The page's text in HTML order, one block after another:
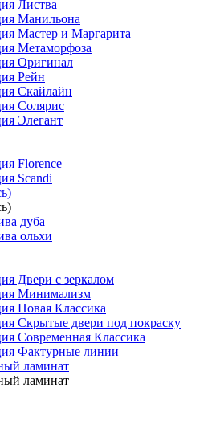
Листва
Манильона
Мастер и Маргарита
Метаморфоза
Оригинал
Рейн
Скайлайн
Солярис
Элегант
Florence
Scandi
дуба
ольхи
Двери с зеркалом
Минимализм
Новая Классика
Скрытые двери под покраску
Современная Классика
Фактурные линии
ламинат
ламинат